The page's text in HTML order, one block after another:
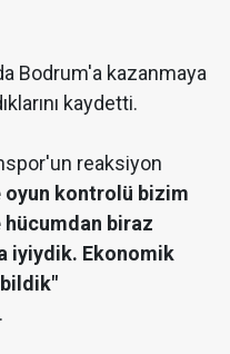
Bodrum'a kazanmaya
kaydetti.
reaksiyon
oyun kontrolü bizim
biraz
iyiydik. Ekonomik
bildik"